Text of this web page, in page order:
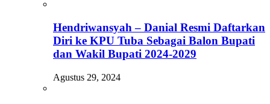
Hendriwansyah – Danial Resmi Daftarkan
Diri ke KPU Tuba Sebagai Balon Bupati
dan Wakil Bupati 2024-2029
Agustus 29, 2024